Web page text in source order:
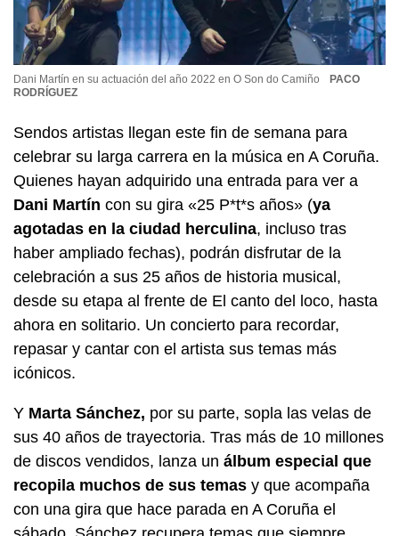
Dani Martín en su actuación del año 2022 en O Son do Camiño
PACO
RODRÍGUEZ
Sendos artistas llegan este fin de semana para
celebrar su larga carrera en la música en A Coruña.
Quienes hayan adquirido una entrada para ver a
Dani Martín con su gira «25 P*t*s años» (ya
agotadas en la ciudad herculina, incluso tras
haber ampliado fechas), podrán disfrutar de la
celebración a sus 25 años de historia musical,
desde su etapa al frente de El canto del loco, hasta
ahora en solitario. Un concierto para recordar,
repasar y cantar con el artista sus temas más
icónicos.
Y Marta Sánchez, por su parte, sopla las velas de
sus 40 años de trayectoria. Tras más de 10 millones
de discos vendidos, lanza un álbum especial que
recopila muchos de sus temas y que acompaña
con una gira que hace parada en A Coruña el